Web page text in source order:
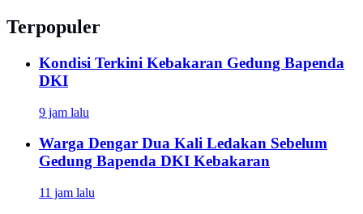
Terpopuler
Kondisi Terkini Kebakaran Gedung Bapenda
DKI
9 jam lalu
Warga Dengar Dua Kali Ledakan Sebelum
Gedung Bapenda DKI Kebakaran
11 jam lalu